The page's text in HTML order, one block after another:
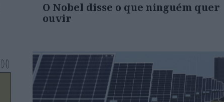
O Nobel disse o que ninguém quer
ouvir